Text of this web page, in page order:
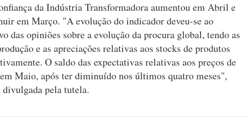
da Indústria Transformadora aumentou em Abril e
em Março. "A evolução do indicador deveu-se ao
das opiniões sobre a evolução da procura global, tendo as
e as apreciações relativas aos stocks de produtos
O saldo das expectativas relativas aos preços de
Maio, após ter diminuído nos últimos quatro meses",
pela tutela.